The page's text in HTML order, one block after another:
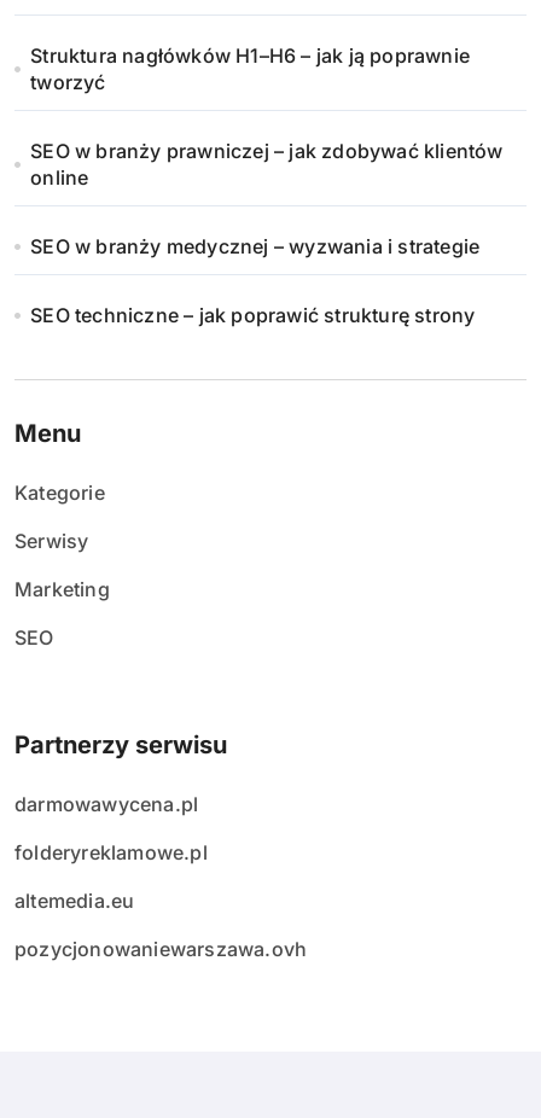
Struktura nagłówków H1–H6 – jak ją poprawnie
tworzyć
SEO w branży prawniczej – jak zdobywać klientów
online
SEO w branży medycznej – wyzwania i strategie
SEO techniczne – jak poprawić strukturę strony
Menu
Kategorie
Serwisy
Marketing
SEO
Partnerzy serwisu
darmowawycena.pl
folderyreklamowe.pl
altemedia.eu
pozycjonowaniewarszawa.ovh